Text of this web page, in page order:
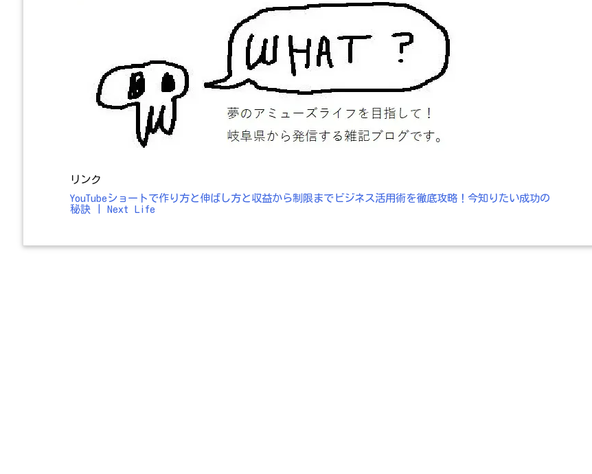
リンク
YouTubeショートで作り方と伸ばし方と収益から制限までビジネス活用術を徹底攻略！今知りたい成功の
秘訣 | Next Life